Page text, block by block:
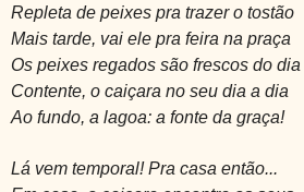
Repleta de peixes pra trazer o tostão
Mais tarde, vai ele pra feira na praça
Os peixes regados são frescos do dia
Contente, o caiçara no seu dia a dia
Ao fundo, a lagoa: a fonte da graça!
Lá vem temporal! Pra casa então...